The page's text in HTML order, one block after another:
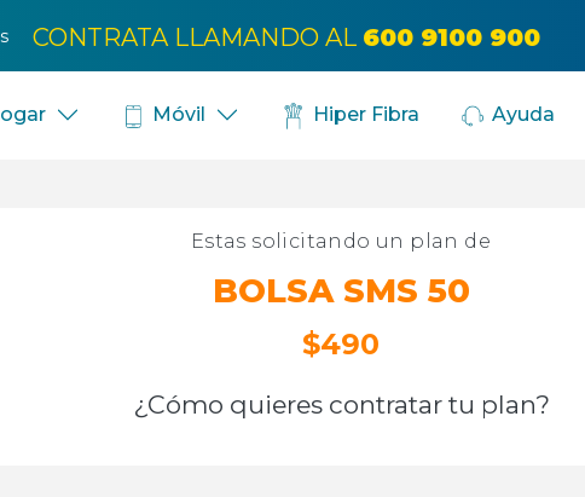
CONTRATA LLAMANDO AL 600 9100 900
Móvil Hiper Fibra Ayuda
Estas solicitando un plan de
BOLSA SMS 50
$490
¿Cómo quieres contratar tu plan?